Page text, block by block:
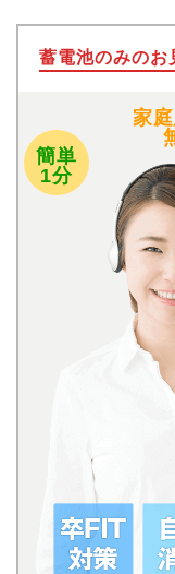
蓄電池のみのお
家